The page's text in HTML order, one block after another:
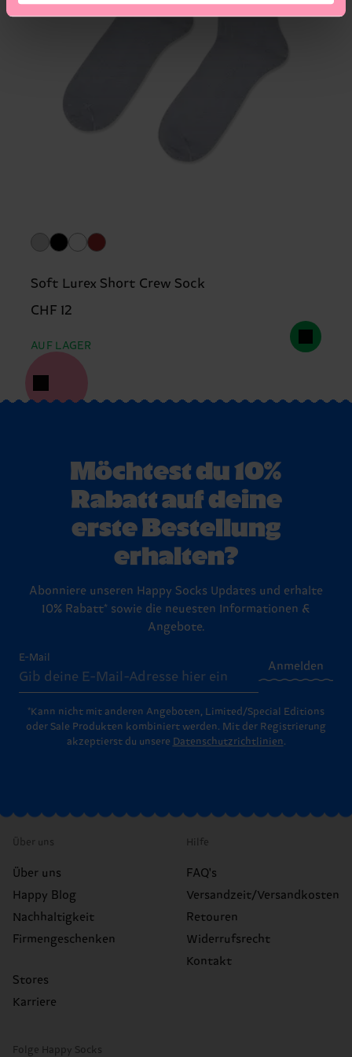
Soft Lurex Short Crew Sock
CHF 12
AUF LAGER
Möchtest du 10%
Rabatt auf deine
erste Bestellung
erhalten?
Abonniere unseren Happy Socks Updates und erhalte
10% Rabatt* sowie die neuesten Informationen &
Angebote.
E-Mail
Anmelden
*Kann nicht mit anderen Angeboten, Limited/Special Editions
oder Sale Produkten kombiniert werden. Mit der Registrierung
akzeptierst du unsere Datenschutzrichtlinien.
Über uns
Über uns
Happy Blog
Nachhaltigkeit
Firmengeschenken
Stores
Karriere
Hilfe
FAQ's
Versandzeit/Versandkosten
Retouren
Widerrufsrecht
Kontakt
Folge Happy Socks